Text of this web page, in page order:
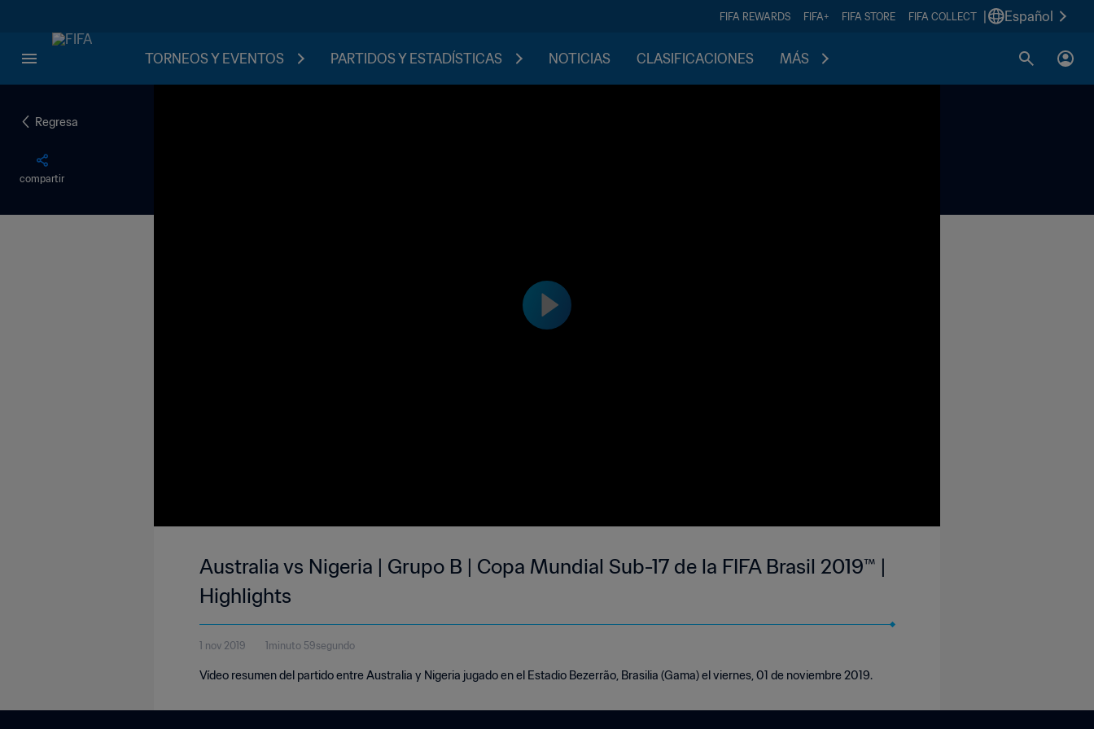
FIFA REWARDS FIFA+ FIFA STORE FIFA COLLECT Español
TORNEOS Y EVENTOS PARTIDOS Y ESTADÍSTICAS NOTICIAS CLASIFICACIONES MÁS
Regresa
compartir
Australia vs Nigeria | Grupo B | Copa Mundial Sub-17 de la FIFA Brasil 2019™ |
Highlights
1 nov 2019 1minuto 59segundo
Vídeo resumen del partido entre Australia y Nigeria jugado en el Estadio Bezerrão, Brasilia (Gama) el viernes, 01 de noviembre 2019.